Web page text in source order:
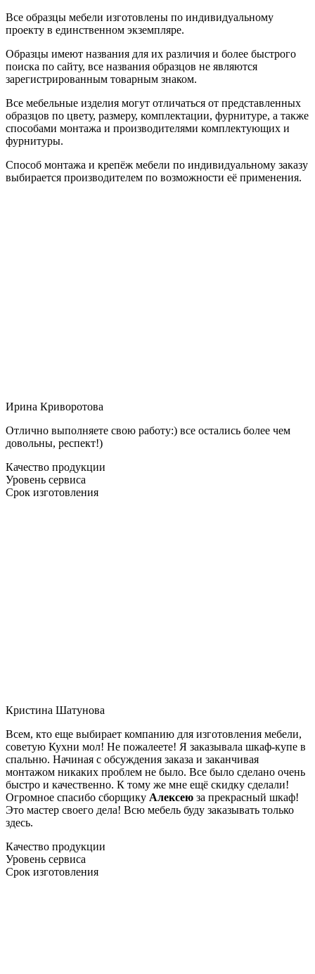
Все образцы мебели изготовлены по индивидуальному
проекту в единственном экземпляре.
Образцы имеют названия для их различия и более быстрого
поиска по сайту, все названия образцов не являются
зарегистрированным товарным знаком.
Все мебельные изделия могут отличаться от представленных
образцов по цвету, размеру, комплектации, фурнитуре, а также
способами монтажа и производителями комплектующих и
фурнитуры.
Способ монтажа и крепёж мебели по индивидуальному заказу
выбирается производителем по возможности её применения.
Ирина Криворотова
Отлично выполняете свою работу:) все остались более чем
довольны, респект!)
Качество продукции
Уровень сервиса
Срок изготовления
Кристина Шатунова
Всем, кто еще выбирает компанию для изготовления мебели,
советую Кухни мол! Не пожалеете! Я заказывала шкаф-купе в
спальню. Начиная с обсуждения заказа и заканчивая
монтажом никаких проблем не было. Все было сделано очень
быстро и качественно. К тому же мне ещё скидку сделали!
Огромное спасибо сборщику Алексею за прекрасный шкаф!
Это мастер своего дела! Всю мебель буду заказывать только
здесь.
Качество продукции
Уровень сервиса
Срок изготовления